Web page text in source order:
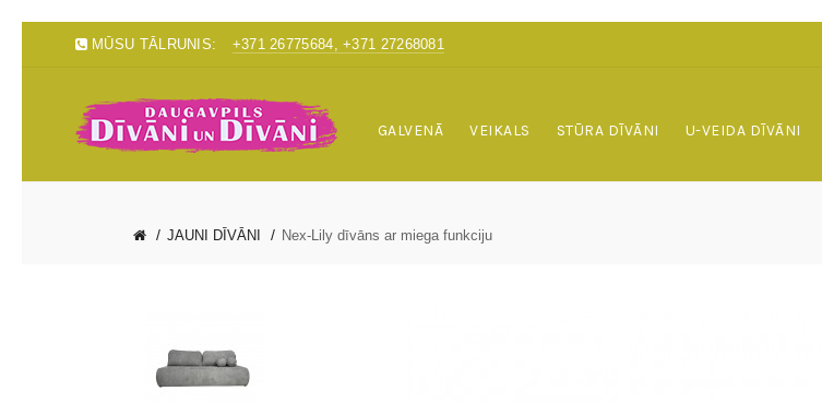
MŪSU TĀLRUNIS: +371 26775684, +371 27268081
GALVENĀ VEIKALS STŪRA DĪVĀNI U-VEIDA DĪVĀNI
JAUNI DĪVĀNI Nex-Lily dīvāns ar miega funkciju